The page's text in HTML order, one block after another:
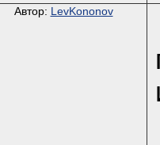
Автор: LevKononov